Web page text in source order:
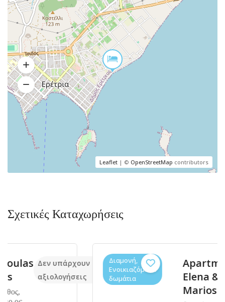
Leaflet | © OpenStreetMap contributors
Σχετικές Καταχωρήσεις
ακόμαΔιαμονή,
Ενοικιαζόμενα
δωμάτια
Apartments
Elena &
Δεν υπάρχουν
αξιολογήσεις